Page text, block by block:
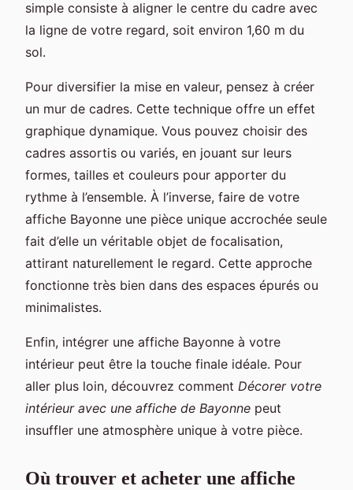
simple consiste à aligner le centre du cadre avec
la ligne de votre regard, soit environ 1,60 m du
sol.
Pour diversifier la mise en valeur, pensez à créer
un mur de cadres. Cette technique offre un effet
graphique dynamique. Vous pouvez choisir des
cadres assortis ou variés, en jouant sur leurs
formes, tailles et couleurs pour apporter du
rythme à l’ensemble. À l’inverse, faire de votre
affiche Bayonne une pièce unique accrochée seule
fait d’elle un véritable objet de focalisation,
attirant naturellement le regard. Cette approche
fonctionne très bien dans des espaces épurés ou
minimalistes.
Enfin, intégrer une affiche Bayonne à votre
intérieur peut être la touche finale idéale. Pour
aller plus loin, découvrez comment Décorer votre
intérieur avec une affiche de Bayonne peut
insuffler une atmosphère unique à votre pièce.
Où trouver et acheter une affiche